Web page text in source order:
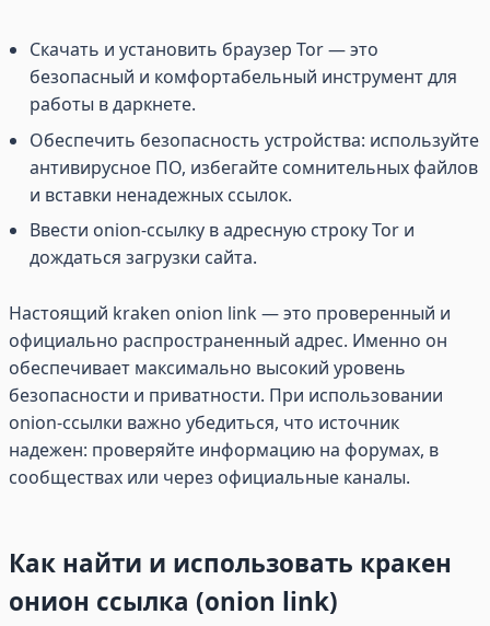
Скачать и установить браузер Tor — это
безопасный и комфортабельный инструмент для
работы в даркнете.
Обеспечить безопасность устройства: используйте
антивирусное ПО, избегайте сомнительных файлов
и вставки ненадежных ссылок.
Ввести onion-ссылку в адресную строку Tor и
дождаться загрузки сайта.
Настоящий kraken onion link — это проверенный и
официально распространенный адрес. Именно он
обеспечивает максимально высокий уровень
безопасности и приватности. При использовании
onion-ссылки важно убедиться, что источник
надежен: проверяйте информацию на форумах, в
сообществах или через официальные каналы.
Как найти и использовать кракен
онион ссылка (onion link)